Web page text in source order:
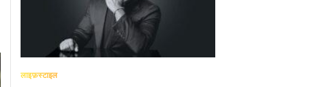
लाइफ़स्टाइल